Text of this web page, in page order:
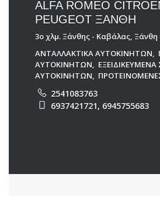
ALFA ROMEO
PEUGEOT ΞΑΝΘΗ
3ο χλμ. Ξάνθης - Καβάλας, Ξάνθη
ΑΝΤΑΛΛΑΚΤΙΚΑ ΑΥΤΟΚΙΝΗΤΩΝ,
ΑΥΤΟΚΙΝΗΤΩΝ, ΕΞΕΙΔΙΚΕΥΜΕΝΑ
ΑΥΤΟΚΙΝΗΤΩΝ,
2541083763
6937421721, 6945755683